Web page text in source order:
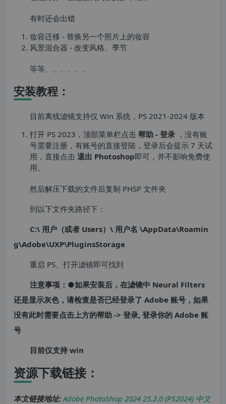
有时还会出错
妆容迁移 - 替换另一个照片上的妆容
风景混合器 - 改变风格、季节
等等、、、、、、
安装教程：
目前离线滤镜支持仅 Win 系统，PS 2021-2024 版本
打开 PS 2023，顶部菜单栏点击 帮助 - 登录 ，没有账
号需要注册，有账号的直接登陆，登录后会提示 7 天试
用，直接点击 退出 Photoshop即可，并不影响免费使
用。
然后解压下载的文件后复制 PHSP 文件夹
到以下文件夹路径下：
C:\ 用户（或者 Users）\ 用户名 \AppData\Roamin
g\Adobe\UXP\PluginsStorage
重启 PS、打开滤镜即可找到
注意事项：●如果安装后，在滤镜中 Neural Filters
还是显示灰色，请检查是否已经登录了 Adobe 账号，如果
没有此时需要点击上方的帮助 -> 登录, 登录你的 Adobe 账
号
目前仅支持 win
资源下载链接：
本文链接地址: Adobe PhotoShop 2024 25.2.0 (PS2024) 中文